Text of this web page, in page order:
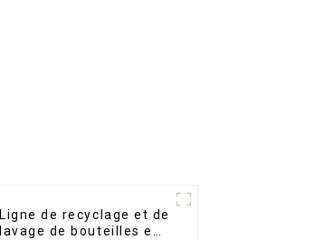
Ligne de recyclage et de
lavage de bouteilles en